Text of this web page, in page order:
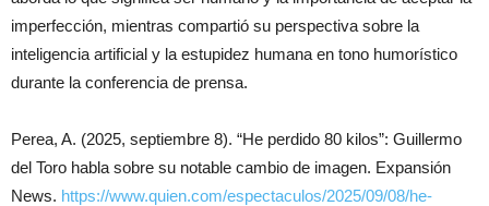
imperfección, mientras compartió su perspectiva sobre la
inteligencia artificial y la estupidez humana en tono humorístico
durante la conferencia de prensa.
Perea, A. (2025, septiembre 8). “He perdido 80 kilos”: Guillermo
del Toro habla sobre su notable cambio de imagen. Expansión
News. https://www.quien.com/espectaculos/2025/09/08/he-